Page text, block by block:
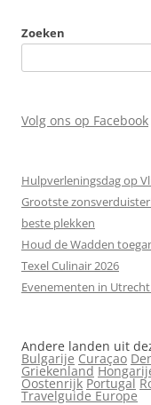
Zoeken
Volg ons op Facebook
Hulpverleningsdag op
Grootste
beste plekken
Houd de Wadden
Texel Culinair 2026
Evenementen in
Andere landen uit
Bulgarije Curaçao
Griekenland
Oostenrijk Portugal
Travelguide Europe